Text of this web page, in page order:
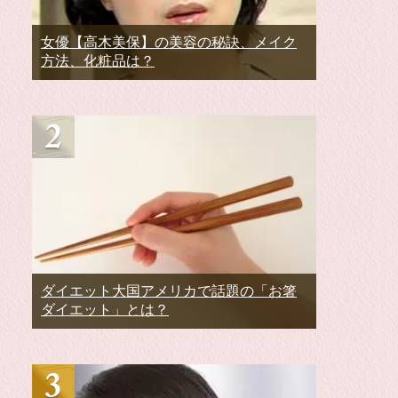
女優【高木美保】の美容の秘訣、メイク
方法、化粧品は？
ダイエット大国アメリカで話題の「お箸
ダイエット」とは？